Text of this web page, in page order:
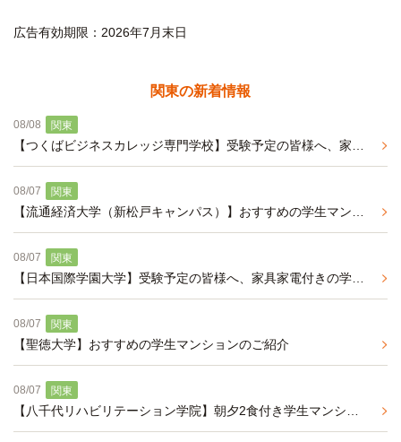
広告有効期限：2026年7月末日
関東の新着情報
08/08 関東
08/07 関東
08/07 関東
08/07 関東
【聖徳大学】おすすめの学生マンションのご紹介
08/07 関東